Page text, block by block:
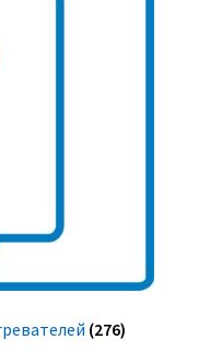
(276)